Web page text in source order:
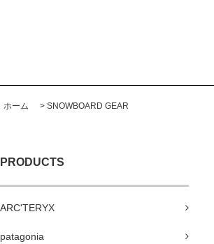
ホーム > SNOWBOARD GEAR
PRODUCTS
ARC'TERYX
patagonia